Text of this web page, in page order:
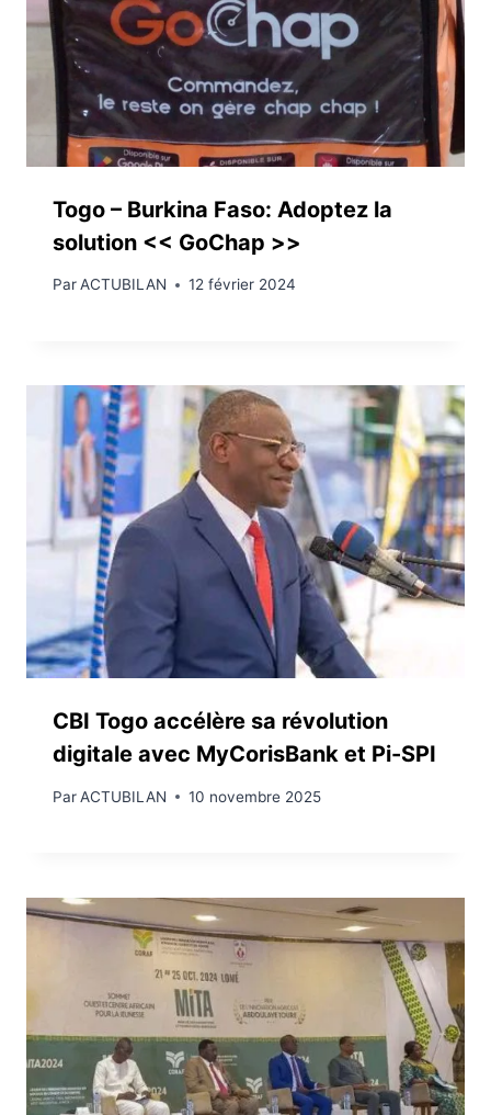
Togo – Burkina Faso: Adoptez la
solution << GoChap >>
ParACTUBILAN 12 février 2024
CBI Togo accélère sa révolution
digitale avec MyCorisBank et Pi-SPI
ParACTUBILAN 10 novembre 2025